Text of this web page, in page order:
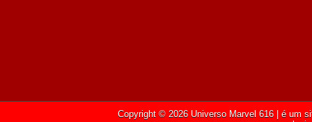
Copyright © 2026 Universo Marvel 616 | é um